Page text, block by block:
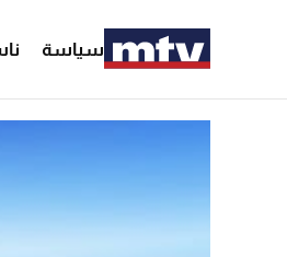
سياسة